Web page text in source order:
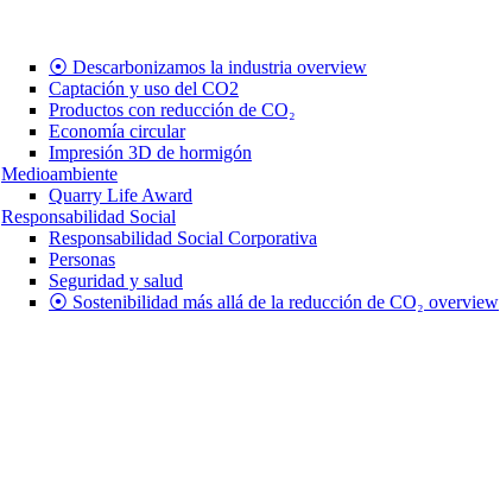
⦿ Descarbonizamos la industria overview
Captación y uso del CO2
Productos con reducción de CO₂
Economía circular
Impresión 3D de hormigón
Medioambiente
Quarry Life Award
Responsabilidad Social
Responsabilidad Social Corporativa
Personas
Seguridad y salud
⦿ Sostenibilidad más allá de la reducción de CO₂ overview